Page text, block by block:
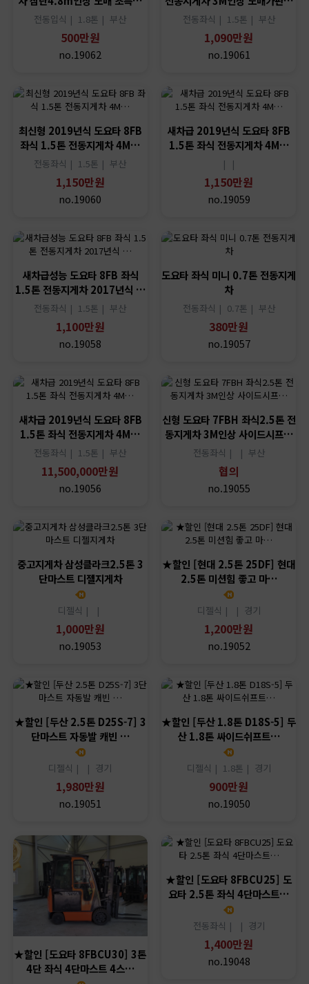
전동입식 | 1.8톤 |부산
500만원
no.19062
전동좌식 | 1.5톤 | 부산
1,090만원
no.19061
최신형 2019년식 도요타 8FB
좌식 1.5톤 전동지게차 4M…
전동좌식 | 1.5톤 |부산
1,150만원
no.19060
새차급 2019년식 도요타 8FB
1.5톤 좌식 전동지게차 4M…
| |
1,150만원
no.19059
새차급성능 도요타 8FB 좌식
1.5톤 전동지게차 2017년식 …
전동좌식 | 1.5톤 |부산
1,100만원
no.19058
도요타 좌식 미니 0.7톤 전동지게
차
전동좌식 | 0.7톤 | 부산
380만원
no.19057
새차급 2019년식 도요타 8FB
1.5톤 좌식 전동지게차 4M…
전동좌식 | 1.5톤 |부산
11,500,000만원
no.19056
신형 도요타 7FBH 좌식2.5톤 전
동지게차 3M인상 사이드시프…
전동좌식 | | 부산
협의
no.19055
중고지게차 삼성클라크2.5톤 3
단마스트 디젤지게차
디젤식 | |
1,000만원
no.19053
★할인 [현대 2.5톤 25DF] 현대
2.5톤 미션힘 좋고 마…
디젤식 | | 경기
1,200만원
no.19052
★할인 [두산 2.5톤 D25S-7] 3
단마스트 자동발 캐빈 …
디젤식 | | 경기
1,980만원
no.19051
★할인 [두산 1.8톤 D18S-5] 두
산 1.8톤 싸이드쉬프트…
디젤식 | 1.8톤 | 경기
900만원
no.19050
★할인 [도요타 8FBCU30] 3톤
4단 좌식 4단마스트 4스…
★할인 [도요타 8FBCU25] 도
요타 2.5톤 좌식 4단마스트…
전동좌식 | | 경기
1,400만원
no.19048